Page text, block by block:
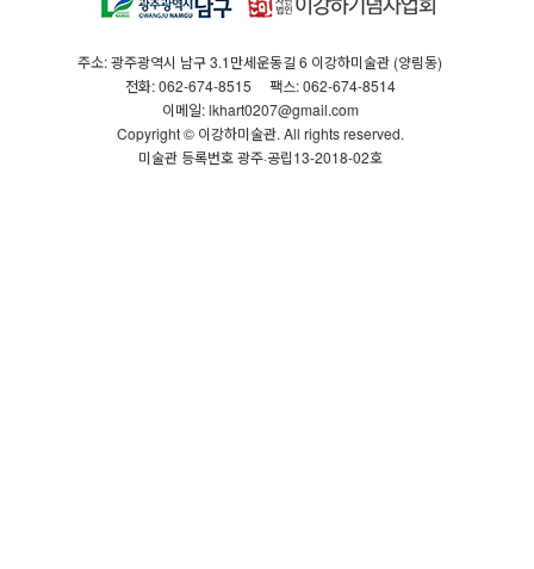
주소: 광주광역시 남구 3.1만세운동길 6 이강하미술관 (양림동)
전화: 062-674-8515
팩스: 062-674-8514
이메일: lkhart0207@gmail.com
Copyright © 이강하미술관. All rights reserved.
미술관 등록번호 광주·공립13-2018-02호